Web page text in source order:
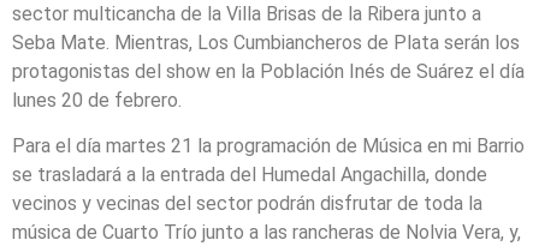
sector multicancha de la Villa Brisas de la Ribera junto a
Seba Mate. Mientras, Los Cumbiancheros de Plata serán los
protagonistas del show en la Población Inés de Suárez el día
lunes 20 de febrero.
Para el día martes 21 la programación de Música en mi Barrio
se trasladará a la entrada del Humedal Angachilla, donde
vecinos y vecinas del sector podrán disfrutar de toda la
música de Cuarto Trío junto a las rancheras de Nolvia Vera, y,